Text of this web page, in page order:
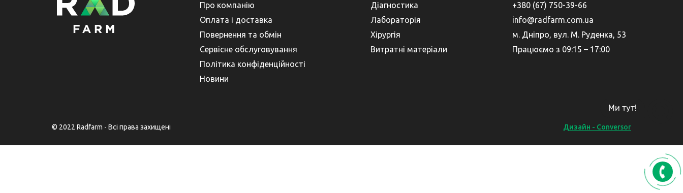
Про компанію
Оплата і доставка
Повернення та обмін
Сервісне обслуговування
Політика конфіденційності
Новини
Діагностика
Лабораторія
Хірургія
Витратні матеріали
+380 (67) 750-39-66
info@radfarm.com.ua
м. Дніпро, вул. М. Руденка, 53
Працюємо з 09:15 – 17:00
© 2022 Radfarm - Всі права захищені Дизайн - Conversor
Ми тут!